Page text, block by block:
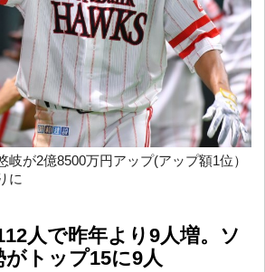
岐が2億8500万円アップ(アップ額1位）
に
人で昨年より9人増。ソ
トップ15に9人